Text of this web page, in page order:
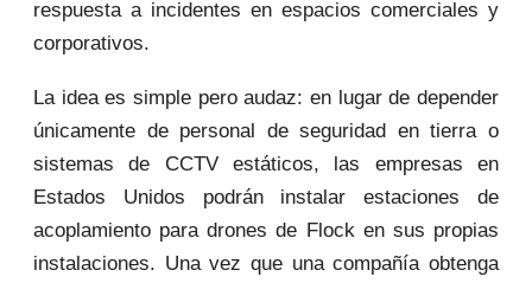
respuesta a incidentes en espacios comerciales y
corporativos.
La idea es simple pero audaz: en lugar de depender
únicamente de personal de seguridad en tierra o
sistemas de CCTV estáticos, las empresas en
Estados Unidos podrán instalar estaciones de
acoplamiento para drones de Flock en sus propias
instalaciones. Una vez que una compañía obtenga